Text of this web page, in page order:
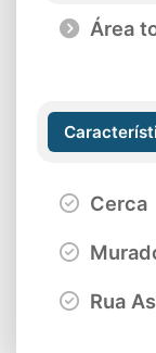
Área
Cerca
Rua